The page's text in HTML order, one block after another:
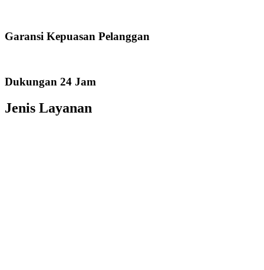
Garansi Kepuasan Pelanggan
Dukungan 24 Jam
Jenis Layanan